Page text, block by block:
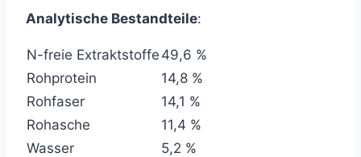
Analytische Bestandteile:
N-freie Extraktstoffe 49,6 %
Rohprotein
14,8 %
Rohfaser
14,1 %
Rohasche
11,4 %
Wasser
5,2 %